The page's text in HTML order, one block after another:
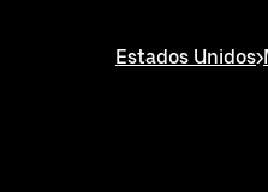
Estados Unidos>